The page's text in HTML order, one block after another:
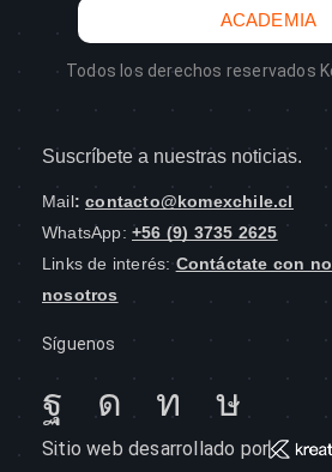
ACADEMIA
Todos los derechos reservados
Suscríbete a nuestras noticias.
Mail:contacto@komexchile.cl
WhatsApp: +56 (9) 3735 2625
Links de interés: Contáctate con
nosotros
Síguenos
Sitio web desarrollado por